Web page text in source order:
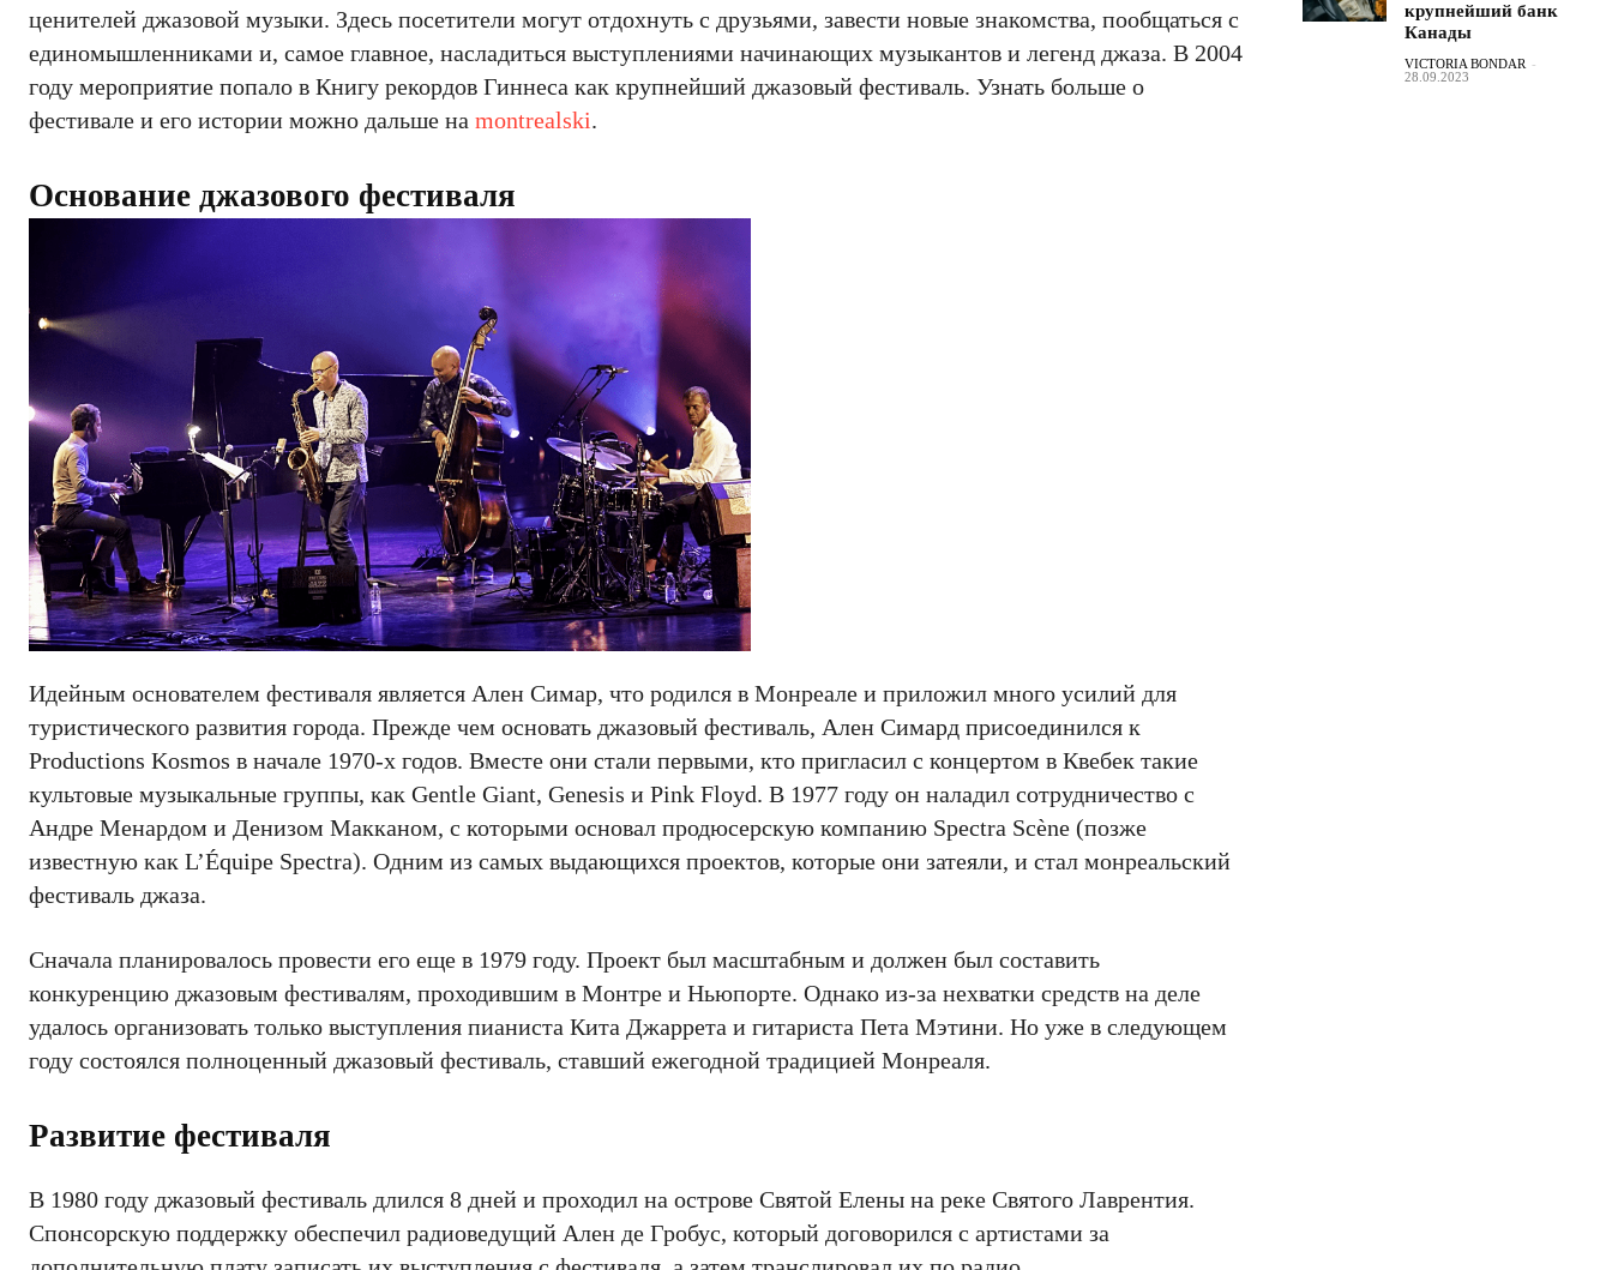
ценителей джазовой музыки. Здесь посетители могут отдохнуть с друзьями, завести новые знакомства, пообщаться с
единомышленниками и, самое главное, насладиться выступлениями начинающих музыкантов и легенд джаза. В 2004
году мероприятие попало в Книгу рекордов Гиннеса как крупнейший джазовый фестиваль. Узнать больше о
фестивале и его истории можно дальше на montrealski.
Основание джазового фестиваля
Идейным основателем фестиваля является Ален Симар, что родился в Монреале и приложил много усилий для
туристического развития города. Прежде чем основать джазовый фестиваль, Ален Симард присоединился к
Productions Kosmos в начале 1970-х годов. Вместе они стали первыми, кто пригласил с концертом в Квебек такие
культовые музыкальные группы, как Gentle Giant, Genesis и Pink Floyd. В 1977 году он наладил сотрудничество с
Андре Менардом и Денизом Макканом, с которыми основал продюсерскую компанию Spectra Scène (позже
известную как L’Équipe Spectra). Одним из самых выдающихся проектов, которые они затеяли, и стал монреальский
фестиваль джаза.
Сначала планировалось провести его еще в 1979 году. Проект был масштабным и должен был составить
конкуренцию джазовым фестивалям, проходившим в Монтре и Ньюпорте. Однако из-за нехватки средств на деле
удалось организовать только выступления пианиста Кита Джаррета и гитариста Пета Мэтини. Но уже в следующем
году состоялся полноценный джазовый фестиваль, ставший ежегодной традицией Монреаля.
Развитие фестиваля
В 1980 году джазовый фестиваль длился 8 дней и проходил на острове Святой Елены на реке Святого Лаврентия.
Спонсорскую поддержку обеспечил радиоведущий Ален де Гробус, который договорился с артистами за
крупнейший банк
Канады
VICTORIA BONDAR -
28.09.2023